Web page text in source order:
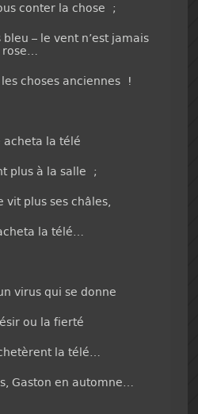
conter la chose ;
bleu – le vent n’est jamais
rose…
choses anciennes !
acheta la télé
plus à la salle ;
vit plus ses châles,
la télé…
virus qui se donne
ou la fierté
la télé…
Gaston en automne…